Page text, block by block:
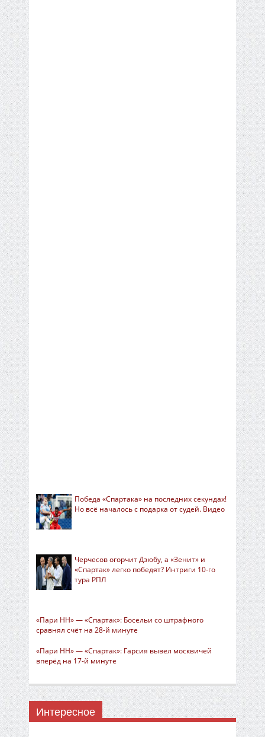
Победа «Спартака» на последних секундах!
Но всё началось с подарка от судей. Видео
Черчесов огорчит Дзюбу, а «Зенит» и
«Спартак» легко победят? Интриги 10-го
тура РПЛ
«Пари НН» — «Спартак»: Босельи со штрафного
сравнял счёт на 28-й минуте
«Пари НН» — «Спартак»: Гарсия вывел москвичей
вперёд на 17-й минуте
Интересное